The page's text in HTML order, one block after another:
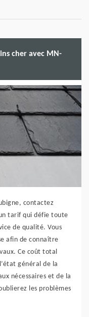
cher avec MN-
contactez
tarif qui défie toute
de qualité. Vous
afin de connaître
Ce coût total
général de la
nécessaires et de la
les problèmes